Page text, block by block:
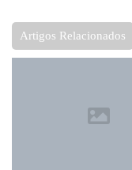
Artigos Relacionados